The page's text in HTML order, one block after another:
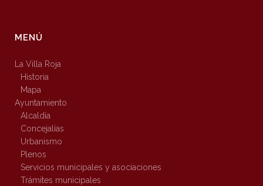
MENÚ
La Villa Roja
Historia
Mapa
Ayuntamiento
Alcaldía
Concejalías
Urbanismo
Plenos
Servicios municipales y asociaciones
Trámites municipales